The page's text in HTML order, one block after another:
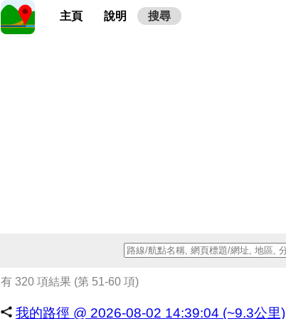
主頁 說明 搜尋
有 320 項結果 (第 51-60 項)
我的路徑 @ 2026-08-02 14:39:04 (~9.3公里)